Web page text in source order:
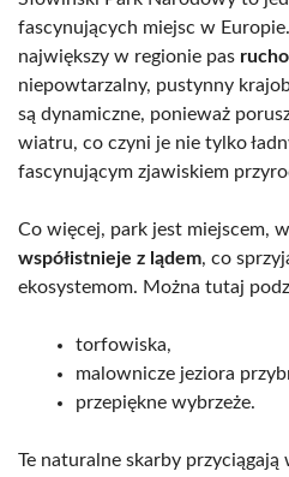
fascynujących miejsc w
największy w regionie pas
niepowtarzalny, pustynny
są dynamiczne, ponieważ
wiatru, co czyni je nie tylko
fascynującym zjawiskiem
Co więcej, park jest miejscem,
współistnieje z lądem, co
ekosystemom. Można tutaj
torfowiska,
malownicze jeziora
przepiękne wybrzeże.
Te naturalne skarby